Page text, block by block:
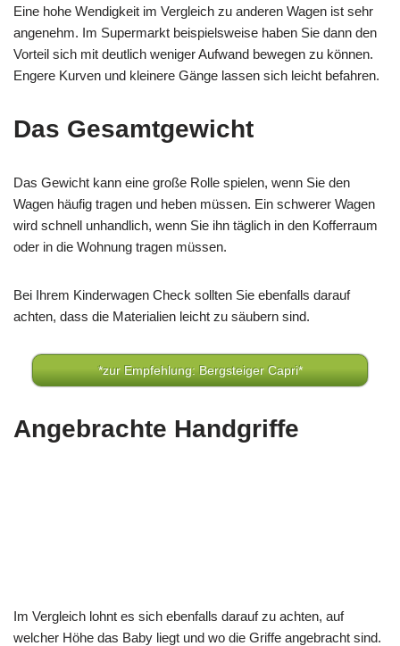
Eine hohe Wendigkeit im Vergleich zu anderen Wagen ist sehr
angenehm. Im Supermarkt beispielsweise haben Sie dann den
Vorteil sich mit deutlich weniger Aufwand bewegen zu können.
Engere Kurven und kleinere Gänge lassen sich leicht befahren.
Das Gesamtgewicht
Das Gewicht kann eine große Rolle spielen, wenn Sie den
Wagen häufig tragen und heben müssen. Ein schwerer Wagen
wird schnell unhandlich, wenn Sie ihn täglich in den Kofferraum
oder in die Wohnung tragen müssen.
Bei Ihrem Kinderwagen Check sollten Sie ebenfalls darauf
achten, dass die Materialien leicht zu säubern sind.
*zur Empfehlung: Bergsteiger Capri*
Angebrachte Handgriffe
Im Vergleich lohnt es sich ebenfalls darauf zu achten, auf
welcher Höhe das Baby liegt und wo die Griffe angebracht sind.